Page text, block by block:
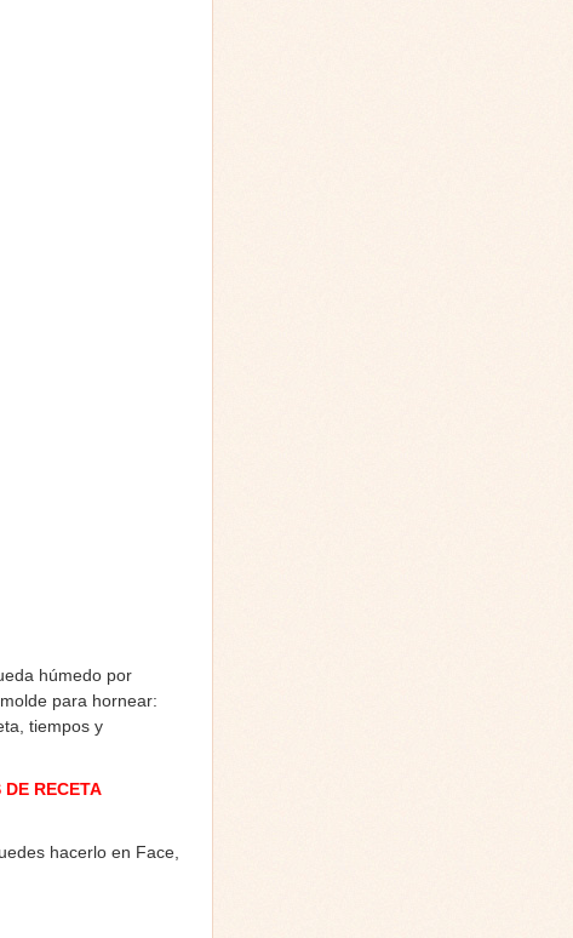
húmedo por
para hornear:
tiempos y
RECETA
hacerlo en Face,